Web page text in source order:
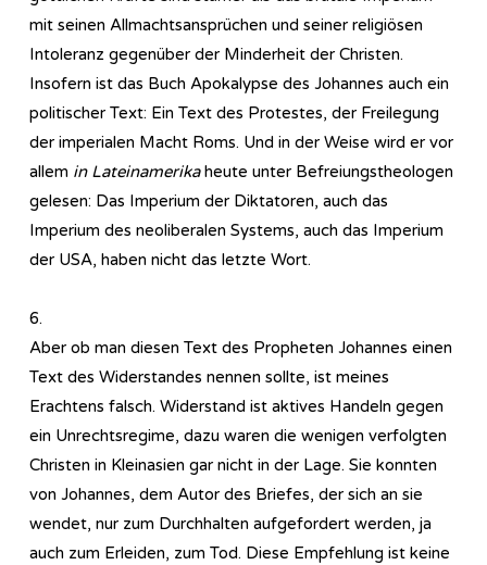
mit seinen Allmachtsansprüchen und seiner religiösen
Intoleranz gegenüber der Minderheit der Christen.
Insofern ist das Buch Apokalypse des Johannes auch ein
politischer Text: Ein Text des Protestes, der Freilegung
der imperialen Macht Roms. Und in der Weise wird er vor
allem in Lateinamerikaheute unter Befreiungstheologen
gelesen: Das Imperium der Diktatoren, auch das
Imperium des neoliberalen Systems, auch das Imperium
der USA, haben nicht das letzte Wort.
6.
Aber ob man diesen Text des Propheten Johannes einen
Text des Widerstandes nennen sollte, ist meines
Erachtens falsch. Widerstand ist aktives Handeln gegen
ein Unrechtsregime, dazu waren die wenigen verfolgten
Christen in Kleinasien gar nicht in der Lage. Sie konnten
von Johannes, dem Autor des Briefes, der sich an sie
wendet, nur zum Durchhalten aufgefordert werden, ja
auch zum Erleiden, zum Tod. Diese Empfehlung ist keine